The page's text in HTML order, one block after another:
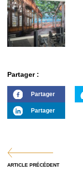
Partager :
Partager
Partager
ARTICLE PRÉCÉDENT